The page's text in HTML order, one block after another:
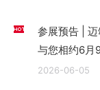
参展预告 | 迈
与您相约6月
2026-06-05